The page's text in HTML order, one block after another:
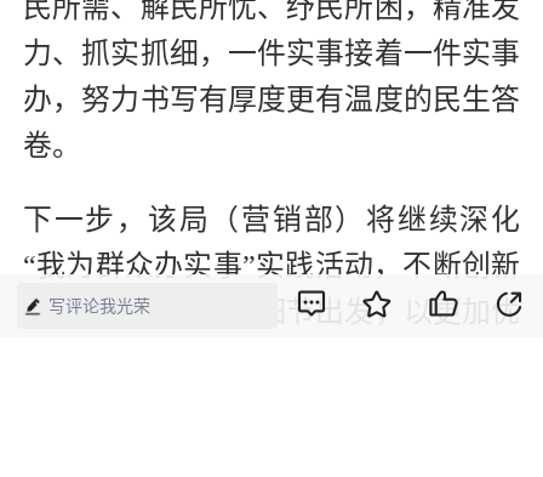
民所需、解民所忧、纾民所困，精准发
力、抓实抓细，一件实事接着一件实事
办，努力书写有厚度更有温度的民生答
卷。
下一步，该局（营销部）将继续深化
“我为群众办实事”实践活动，不断创新
拓宽实践形式，从细节出发，以更加优
写评论我光荣